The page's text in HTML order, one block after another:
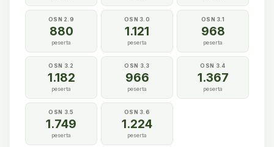
OSN 2.9
880
peserta
OSN 3.0
1.121
peserta
OSN 3.1
968
peserta
OSN 3.2
1.182
peserta
OSN 3.3
966
peserta
OSN 3.4
1.367
peserta
OSN 3.5
1.749
peserta
OSN 3.6
1.224
peserta